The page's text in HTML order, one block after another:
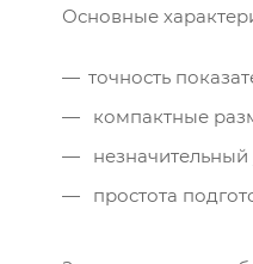
Основные
точность
компактные
простота